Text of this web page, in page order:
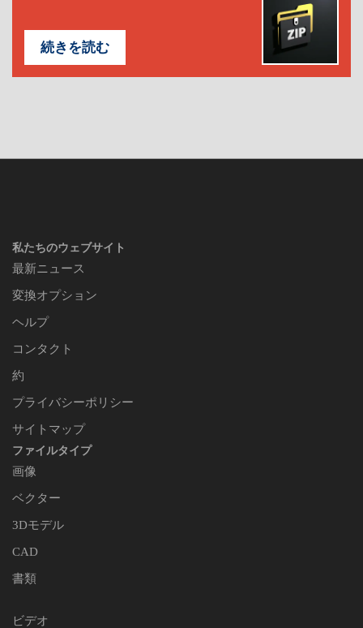
続きを読む
私たちのウェブサイト
最新ニュース
変換オプション
ヘルプ
コンタクト
約
プライバシーポリシー
サイトマップ
ファイルタイプ
画像
ベクター
3Dモデル
CAD
書類
ビデオ